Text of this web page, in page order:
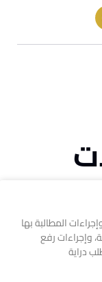
المطالبة بها
وإجراءات رفع
دراية